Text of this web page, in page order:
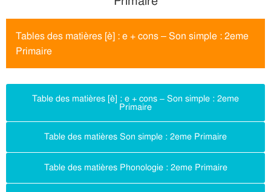
Tables des matières [è] : e + cons – Son simple : 2eme
Primaire
Table des matières [è] : e + cons – Son simple : 2eme
Primaire
Table des matières Son simple : 2eme Primaire
Table des matières Phonologie : 2eme Primaire